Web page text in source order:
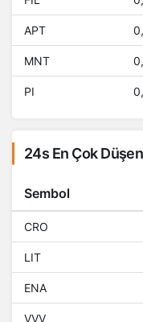
APT
MNT
PI
24s En Çok
Sembol
CRO
LIT
ENA
VVV